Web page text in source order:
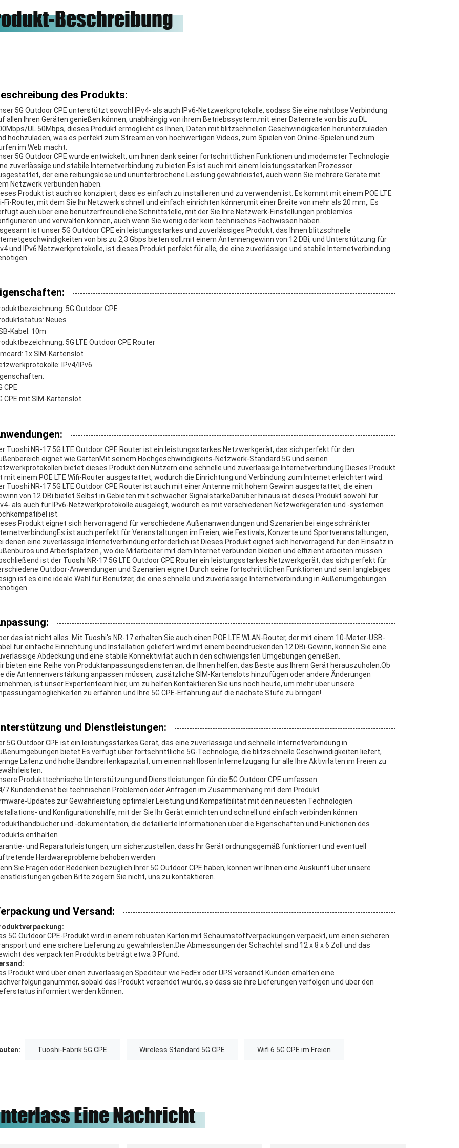
ihnen zu arbeiten.
Beschreibung
des Produkts:
5G Outdoor CPE unterstützt sowohl IPv4- als auch IPv6-Netzwerkprotokolle, sodass Sie eine nahtlose Verbindung
allen Ihren Geräten genießen können, unabhängig von ihrem Betriebssystem.mit einer Datenrate von bis zu DL
UL 50Mbps, dieses Produkt ermöglicht es Ihnen, Daten mit blitzschnellen Geschwindigkeiten herunterzuladen
hochzuladen, was es perfekt zum Streamen von hochwertigen Videos, zum Spielen von Online-Spielen und zum
im Web macht.
5G Outdoor CPE wurde entwickelt, um Ihnen dank seiner fortschrittlichen Funktionen und modernster Technologie
zuverlässige und stabile Internetverbindung zu bieten.Es ist auch mit einem leistungsstarken Prozessor
der eine reibungslose und ununterbrochene Leistung gewährleistet, auch wenn Sie mehrere Geräte mit
Netzwerk verbunden haben.
Produkt ist auch so konzipiert, dass es einfach zu installieren und zu verwenden ist. Es kommt mit einem POE LTE
Fi-Router, mit dem Sie Ihr Netzwerk schnell und einfach einrichten können,mit einer Breite von mehr als 20 mm,. Es
auch über eine benutzerfreundliche Schnittstelle, mit der Sie Ihre Netzwerk-Einstellungen problemlos
und verwalten können, auch wenn Sie wenig oder kein technisches Fachwissen haben.
ist unser 5G Outdoor CPE ein leistungsstarkes und zuverlässiges Produkt, das Ihnen blitzschnelle
von bis zu 2,3 Gbps bieten soll.mit einem Antennengewinn von 12 DBi, und Unterstützung für
und IPv6 Netzwerkprotokolle, ist dieses Produkt perfekt für alle, die eine zuverlässige und stabile Internetverbindung
5G Outdoor CPE
Neues
Kabel: 10m
5G LTE Outdoor CPE Router
1x SIM-Kartenslot
IPv4/IPv6
CPE
CPE mit SIM-Kartenslot
Tuoshi NR-17 5G LTE Outdoor CPE Router ist ein leistungsstarkes Netzwerkgerät, das sich perfekt für den
eignet.wie GärtenMit seinem Hochgeschwindigkeits-Netzwerk-Standard 5G und seinen
bietet dieses Produkt den Nutzern eine schnelle und zuverlässige Internetverbindung.Dieses Produkt
mit einem POE LTE Wifi-Router ausgestattet, wodurch die Einrichtung und Verbindung zum Internet erleichtert wird.
Tuoshi NR-17 5G LTE Outdoor CPE Router ist auch mit einer Antenne mit hohem Gewinn ausgestattet, die einen
von 12 DBi bietet.Selbst in Gebieten mit schwacher SignalstärkeDarüber hinaus ist dieses Produkt sowohl für
als auch für IPv6-Netzwerkprotokolle ausgelegt, wodurch es mit verschiedenen Netzwerkgeräten und -systemen
ist.
Produkt eignet sich hervorragend für verschiedene Außenanwendungen und Szenarien.bei eingeschränkter
ist auch perfekt für Veranstaltungen im Freien, wie Festivals, Konzerte und Sportveranstaltungen,
denen eine zuverlässige Internetverbindung erforderlich ist.Dieses Produkt eignet sich hervorragend für den Einsatz in
und Arbeitsplätzen., wo die Mitarbeiter mit dem Internet verbunden bleiben und effizient arbeiten müssen.
ist der Tuoshi NR-17 5G LTE Outdoor CPE Router ein leistungsstarkes Netzwerkgerät, das sich perfekt für
Outdoor-Anwendungen und Szenarien eignet.Durch seine fortschrittlichen Funktionen und sein langlebiges
ist es eine ideale Wahl für Benutzer, die eine schnelle und zuverlässige Internetverbindung in Außenumgebungen
das ist nicht alles. Mit Tuoshi's NR-17 erhalten Sie auch einen POE LTE WLAN-Router, der mit einem 10-Meter-USB-
für einfache Einrichtung und Installation geliefert wird.mit einem beeindruckenden 12 DBi-Gewinn, können Sie eine
Abdeckung und eine stabile Konnektivität auch in den schwierigsten Umgebungen genießen.
bieten eine Reihe von Produktanpassungsdiensten an, die Ihnen helfen, das Beste aus Ihrem Gerät herauszuholen.Ob
die Antennenverstärkung anpassen müssen, zusätzliche SIM-Kartenslots hinzufügen oder andere Änderungen
ist unser Expertenteam hier, um zu helfen.Kontaktieren Sie uns noch heute, um mehr über unsere
zu erfahren und Ihre 5G CPE-Erfahrung auf die nächste Stufe zu bringen!
und Dienstleistungen:
5G Outdoor CPE ist ein leistungsstarkes Gerät, das eine zuverlässige und schnelle Internetverbindung in
bietet.Es verfügt über fortschrittliche 5G-Technologie, die blitzschnelle Geschwindigkeiten liefert,
Latenz und hohe Bandbreitenkapazität, um einen nahtlosen Internetzugang für alle Ihre Aktivitäten im Freien zu
Produkttechnische Unterstützung und Dienstleistungen für die 5G Outdoor CPE umfassen:
7 Kundendienst bei technischen Problemen oder Anfragen im Zusammenhang mit dem Produkt
Updates zur Gewährleistung optimaler Leistung und Kompatibilität mit den neuesten Technologien
und Konfigurationshilfe, mit der Sie Ihr Gerät einrichten und schnell und einfach verbinden können
und -dokumentation, die detaillierte Informationen über die Eigenschaften und Funktionen des
enthalten
und Reparaturleistungen, um sicherzustellen, dass Ihr Gerät ordnungsgemäß funktioniert und eventuell
Hardwareprobleme behoben werden
Sie Fragen oder Bedenken bezüglich Ihrer 5G Outdoor CPE haben, können wir Ihnen eine Auskunft über unsere
geben.Bitte zögern Sie nicht, uns zu kontaktieren..
und Versand:
5G Outdoor CPE-Produkt wird in einem robusten Karton mit Schaumstoffverpackungen verpackt, um einen sicheren
und eine sichere Lieferung zu gewährleisten.Die Abmessungen der Schachtel sind 12 x 8 x 6 Zoll und das
des verpackten Produkts beträgt etwa 3 Pfund.
Produkt wird über einen zuverlässigen Spediteur wie FedEx oder UPS versandt.Kunden erhalten eine
sobald das Produkt versendet wurde, so dass sie ihre Lieferungen verfolgen und über den
informiert werden können.
Tuoshi-Fabrik 5G CPE Wireless Standard 5G CPE Wifi 6 5G CPE im Freien
Eine Nachricht